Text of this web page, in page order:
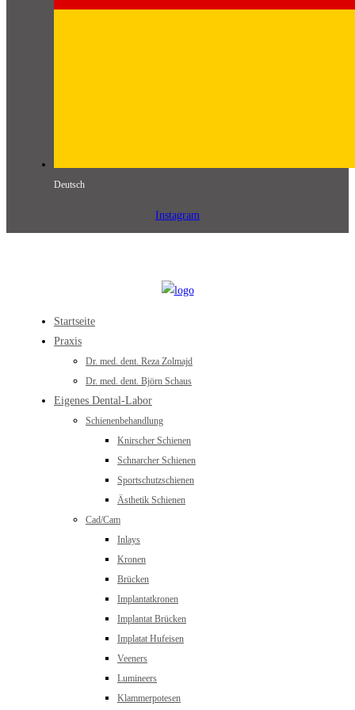
Deutsch
Instagram
Startseite
Praxis
Dr. med. dent. Reza Zolmajd
Dr. med. dent. Björn Schaus
Eigenes Dental-Labor
Schienenbehandlung
Knirscher Schienen
Schnarcher Schienen
Sportschutzschienen
Ästhetik Schienen
Cad/Cam
Inlays
Kronen
Brücken
Implantatkronen
Implantat Brücken
Implatat Hufeisen
Veeners
Lumineers
Klammerpotesen